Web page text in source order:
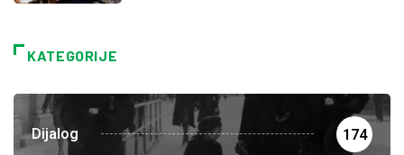
KATEGORIJE
Dijalog 174